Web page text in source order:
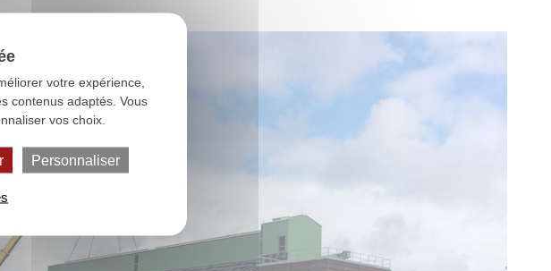
votre expérience,
contenus adaptés. Vous
vos choix.
Personnaliser